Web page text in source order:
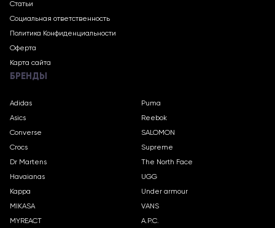
Статьи
Социальная ответственность
Политика Конфиденциальности
Оферта
Карта сайта
БРЕНДЫ
Adidas
Asics
Converse
Crocs
Dr Martens
Havaianas
Kappa
MIKASA
MYREACT
Puma
Reebok
SALOMON
Supreme
The North Face
UGG
Under armour
VANS
A.P.C.